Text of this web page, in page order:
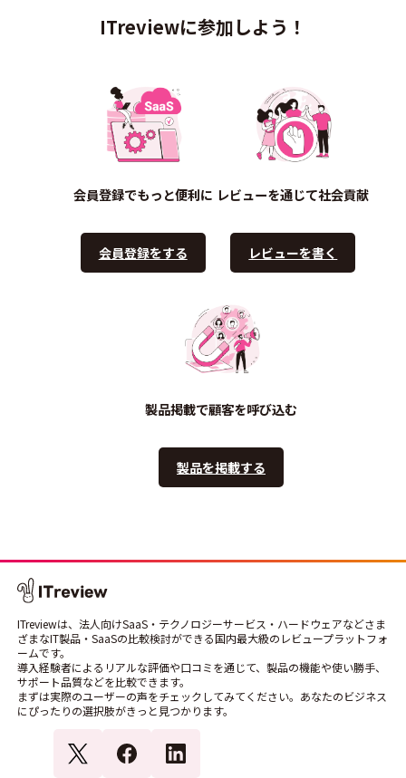
ITreviewに参加しよう！
会員登録でもっと便利に
会員登録をする
レビューを通じて社会貢献
レビューを書く
製品掲載で顧客を呼び込む
製品を掲載する
ITreviewは、法人向けSaaS・テクノロジーサービス・ハードウェアなどさま
ざまなIT製品・SaaSの比較検討ができる国内最大級のレビュープラットフォ
ームです。
導入経験者によるリアルな評価や口コミを通じて、製品の機能や使い勝手、
サポート品質などを比較できます。
まずは実際のユーザーの声をチェックしてみてください。あなたのビジネス
にぴったりの選択肢がきっと見つかります。